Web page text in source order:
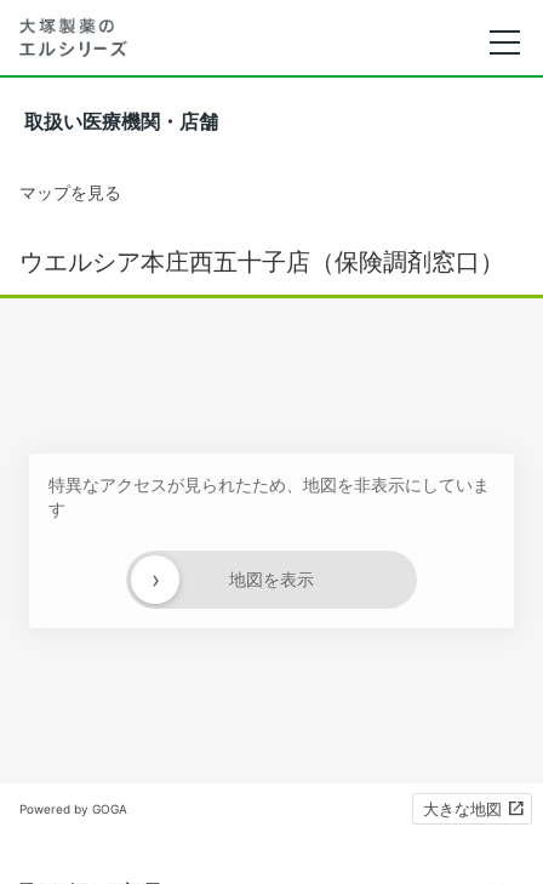
取扱い医療機関・店舗
マップを見る
ウエルシア本庄西五十子店（保険調剤窓口）
特異なアクセスが見られたため、地図を非表示にしていま
す
地図を表示
›
Powered by GOGA 大きな地図